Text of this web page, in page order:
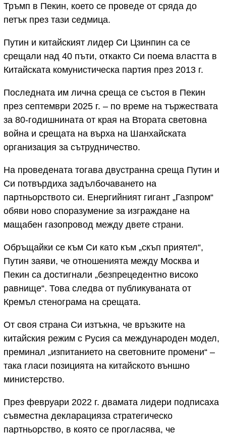
Тръмп в Пекин, което се проведе от сряда до
петък през тази седмица.
Путин и китайският лидер Си Цзинпин са се
срещали над 40 пъти, откакто Си поема властта в
Китайската комунистическа партия през 2013 г.
Последната им лична среща се състоя в Пекин
през септември 2025 г. – по време на тържествата
за 80-годишнината от края на Втората световна
война и срещата на върха на Шанхайската
организация за сътрудничество.
На проведената тогава двустранна среща Путин и
Си потвърдиха задълбочаването на
партньорството си. Енергийният гигант „Газпром“
обяви ново споразумение за изграждане на
мащабен газопровод между двете страни.
Обръщайки се към Си като към „скъп приятел“,
Путин заяви, че отношенията между Москва и
Пекин са достигнали „безпрецедентно високо
равнище“. Това следва от публикуваната от
Кремъл стенограма на срещата.
От своя страна Си изтъкна, че връзките на
китайския режим с Русия са международен модел,
преминал „изпитанието на световните промени“ –
така гласи позицията на китайското външно
министерство.
През февруари 2022 г. двамата лидери подписаха
съвместна декларацияза стратегическо
партньорство, в която се прогласява, че